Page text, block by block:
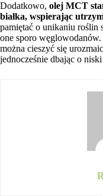
Dodatkowo, olej MCT
białka, wspierając
pamiętać o unikaniu roślin
one sporo
można cieszyć się
jednocześnie dbając o